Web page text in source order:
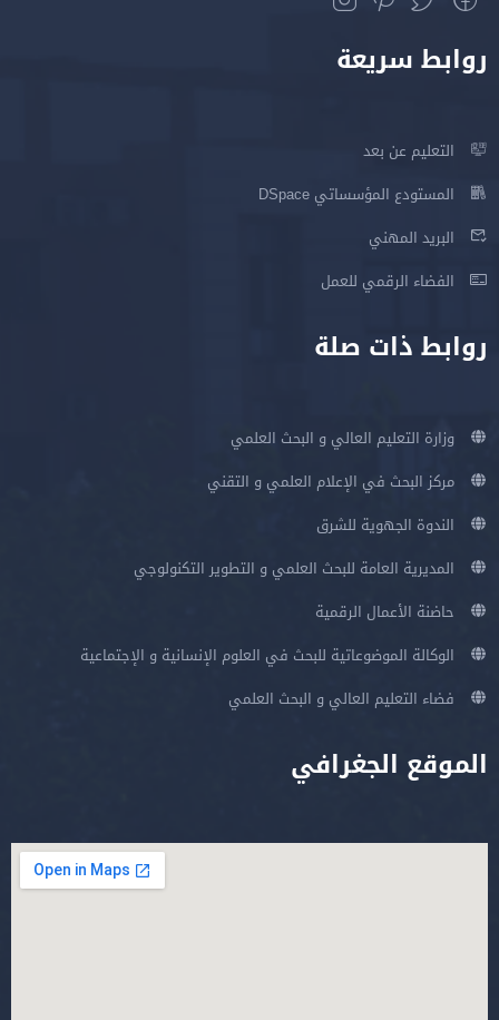
روابط سريعة
التعليم عن بعد
المستودع المؤسساتي DSpace
البريد المهني
الفضاء الرقمي للعمل
روابط ذات صلة
وزارة التعليم العالي و البحث العلمي
مركز البحث في الإعلام العلمي و التقني
الندوة الجهوية للشرق
المديرية العامة للبحث العلمي و التطوير التكنولوجي
حاضنة الأعمال الرقمية
الوكالة الموضوعاتية للبحث في العلوم الإنسانية و الإجتماعية
فضاء التعليم العالي و البحث العلمي
الموقع الجغرافي